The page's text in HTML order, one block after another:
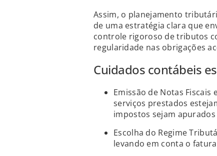
Assim, o planejamento
de uma estratégia clara que
controle rigoroso de tributos
regularidade nas obrigações
Cuidados contábeis
Emissão de Notas
serviços prestados
impostos sejam
Escolha do Regime
levando em conta o